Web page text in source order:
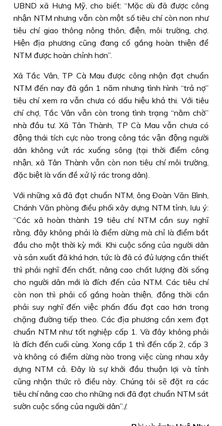
UBND xã Hưng Mỹ, cho biết: “Mặc dù đã được công
nhận NTM nhưng vẫn còn một số tiêu chí còn non như
tiêu chí giao thông nông thôn, điện, môi trường, chợ.
Hiện địa phương cũng đang cố gắng hoàn thiện để
NTM được hoàn chỉnh hơn”.
Xã Tắc Vân, TP Cà Mau được công nhận đạt chuẩn
NTM đến nay đã gần 1 năm nhưng tình hình “trả nợ”
tiêu chí xem ra vẫn chưa có dấu hiệu khả thi. Với tiêu
chí chợ, Tắc Vân vẫn còn trong tình trạng “nằm chờ”
nhà đầu tư. Xã Tân Thành, TP Cà Mau vẫn chưa có
động thái tích cực nào trong công tác vận động người
dân không vứt rác xuống sông (tại thời điểm công
nhận, xã Tân Thành vẫn còn non tiêu chí môi trường,
đặc biệt là vấn đề xử lý rác trong dân).
Với những xã đã đạt chuẩn NTM, ông Ðoàn Văn Bình,
Chánh Văn phòng điều phối xây dựng NTM tỉnh, lưu ý:
“Các xã hoàn thành 19 tiêu chí NTM cần suy nghĩ
rằng, đây không phải là điểm dừng mà chỉ là điểm bắt
đầu cho một thời kỳ mới. Khi cuộc sống của người dân
và sản xuất đã khá hơn, tức là đã có đủ lượng cần thiết
thì phải nghĩ đến chất, nâng cao chất lượng đời sống
cho người dân mới là đích đến của NTM. Các tiêu chí
còn non thì phải cố gắng hoàn thiện, đồng thời cần
phải suy nghĩ đến việc phấn đấu đạt cao hơn trong
chặng đường tiếp theo. Các địa phương cần xem đạt
chuẩn NTM như tốt nghiệp cấp 1. Và đây không phải
là đích đến cuối cùng. Xong cấp 1 thì đến cấp 2, cấp 3
và không có điểm dừng nào trong việc cùng nhau xây
dựng NTM cả. Ðây là sự khởi đầu thuận lợi và tỉnh
cũng nhận thức rõ điều này. Chúng tôi sẽ đặt ra các
tiêu chí nâng cao cho những nơi đã đạt chuẩn NTM sát
sườn cuộc sống của người dân”./.